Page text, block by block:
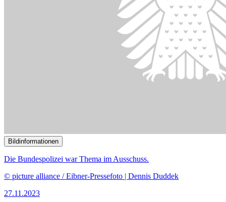
Bildinformationen
Die Bundespolizei war Thema im Ausschuss.
© picture alliance / Eibner-Pressefoto | Dennis Duddek
27.11.2023